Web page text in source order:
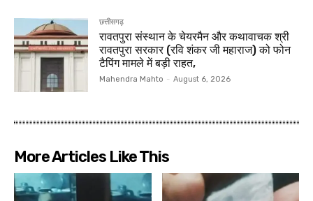
छत्तीसगढ़
रावतपुरा संस्थान के चेयरमैन और कथावाचक श्री
रावतपुरा सरकार (रवि शंकर जी महाराज) को फोन
टैपिंग मामले में बड़ी राहत,
Mahendra Mahto - August 6, 2026
More Articles Like This